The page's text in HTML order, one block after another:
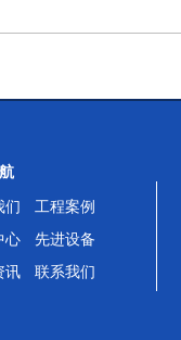
们
工程案例
心
先进设备
讯
联系我们